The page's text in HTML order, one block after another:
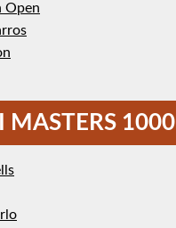
Open
MASTERS 1000